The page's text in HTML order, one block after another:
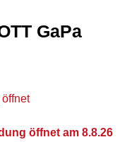
GaPa
öffnet am 8.8.26